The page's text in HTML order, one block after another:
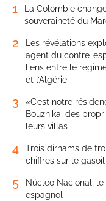
1
La Colombie
souveraineté du
2
Les révélations
agent du contre-
liens entre le
et l’Algérie
3
«C’est notre
Bouznika, des
leurs villas
4
Trois dirhams de
chiffres sur le gasoil
5
Núcleo Nacional,
espagnol